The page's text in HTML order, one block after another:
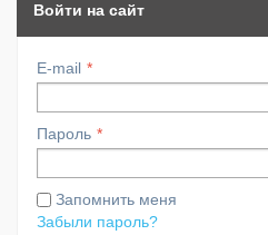
Войти на сайт
E-mail
Пароль
Запомнить меня
Забыли пароль?